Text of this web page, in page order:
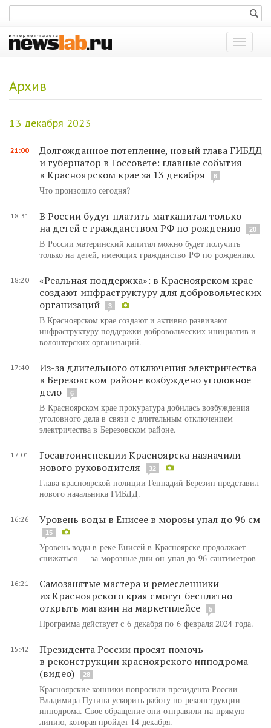
Показать
меню
Архив
13 декабря 2023
21:00
Долгожданное потепление, новый глава ГИБДД
и губернатор в Госсовете: главные события
в Красноярском крае за 13 декабря
6
Что произошло сегодня?
18:31
В России будут платить маткапитал только
на детей с гражданством РФ по рождению
20
В России материнский капитал можно будет получить
только на детей, имеющих гражданство РФ по рождению.
18:20
«Реальная поддержка»: в Красноярском крае
создают инфраструктуру для добровольческих
организаций
3
В Красноярском крае создают и активно развивают
инфраструктуру поддержки добровольческих инициатив и
волонтерских организаций.
17:40
Из-за длительного отключения электричества
в Березовском районе возбуждено уголовное
дело
6
В Красноярском крае прокуратура добилась возбуждения
уголовного дела в связи с длительным отключением
электричества в Березовском районе.
17:01
Госавтоинспекции Красноярска назначили
нового руководителя
32
Глава красноярской полиции Геннадий Березин представил
нового начальника ГИБДД.
16:26 Уровень воды в Енисее в морозы упал до 96 см
15
Уровень воды в реке Енисей в Красноярске продолжает
снижаться — за морозные дни он упал до 96 сантиметров
16:21
Самозанятые мастера и ремесленники
из Красноярского края смогут бесплатно
открыть магазин на маркетплейсе
5
Программа действует с 6 декабря по 6 февраля 2024 года.
15:42
Президента России просят помочь
в реконструкции красноярского ипподрома
(видео)
28
Красноярские конники попросили президента России
Владимира Путина ускорить работу по реконструкции
ипподрома. Свое обращение они отправили на прямую
линию, которая пройдет 14 декабря.